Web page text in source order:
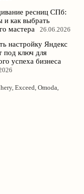
ресниц СПб:
и как выбрать
мастера
26.06.2026
настройку Яндекс
под ключ для
успеха бизнеса
Exceed, Omoda,